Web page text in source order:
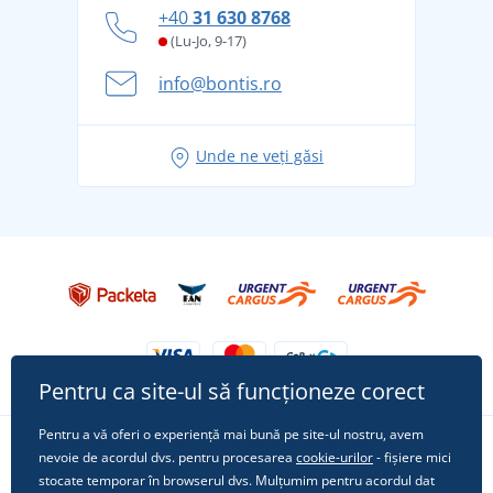
și în siguranță
Aventura de vară începe cu bagajul - pregătiți-vă
pentru vacanță fără griji
Tricoul preferat City în rol principal: ținute pentru
+4031 630 8768
(Lu-Jo, 9-17)
info@bontis.ro
Unde ne veți găsi
Urmărește-ne pe rețelele sociale
Pentru ca site-ul să funcționeze corect
Pentru a vă oferi o experiență mai bună pe site-ul nostru, avem
nevoie de acordul dvs. pentru procesarea cookie-urilor- fișiere mici
stocate temporar în browserul dvs. Mulțumim pentru acordul dat